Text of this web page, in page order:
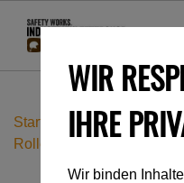
Startseite
Rollen mit Rücklaufsperre
WIR
IHRE
Wir binden